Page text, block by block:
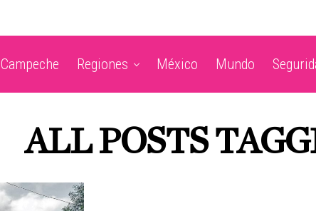
Campeche Regiones México Mundo
ALL POSTS